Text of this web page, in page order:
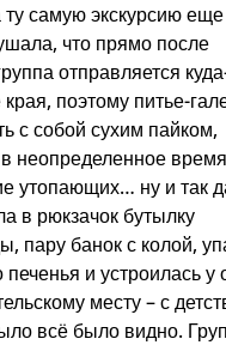
ту самую экскурсию еще
что прямо после
отправляется
поэтому питье-
с собой сухим пайком,
неопределенное
утопающих… ну и так
в рюкзачок бутылку
пару банок с колой,
печенья и устроилась у
месту – с
всё было видно.